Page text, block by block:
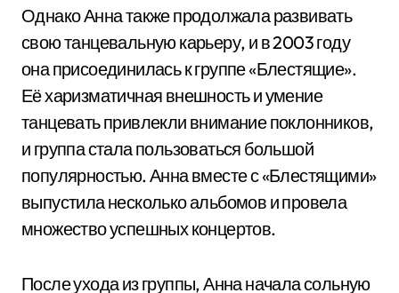
Однако Анна также продолжала развивать
свою танцевальную карьеру, и в 2003 году
она присоединилась к группе «Блестящие».
Её харизматичная внешность и умение
танцевать привлекли внимание поклонников,
и группа стала пользоваться большой
популярностью. Анна вместе с «Блестящими»
выпустила несколько альбомов и провела
множество успешных концертов.
После ухода из группы, Анна начала сольную